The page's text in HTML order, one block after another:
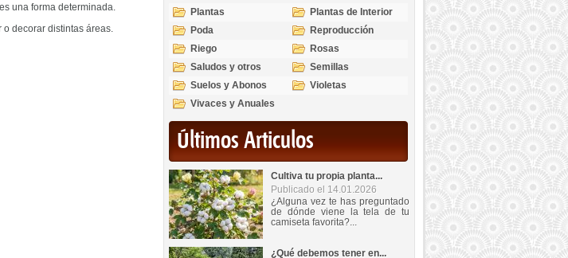
una forma determinada.
decorar distintas áreas.
Plantas
Plantas de Interior
Poda
Reproducción
Riego
Rosas
Saludos y otros
temas
Semillas
Suelos y Abonos
Violetas
Vivaces y Anuales
Últimos Articulos
Cultiva tu propia planta...
Publicado el 14.01.2026
¿Alguna vez te has preguntado
de dónde viene la tela de tu
camiseta favorita?...
¿Qué debemos tener en...